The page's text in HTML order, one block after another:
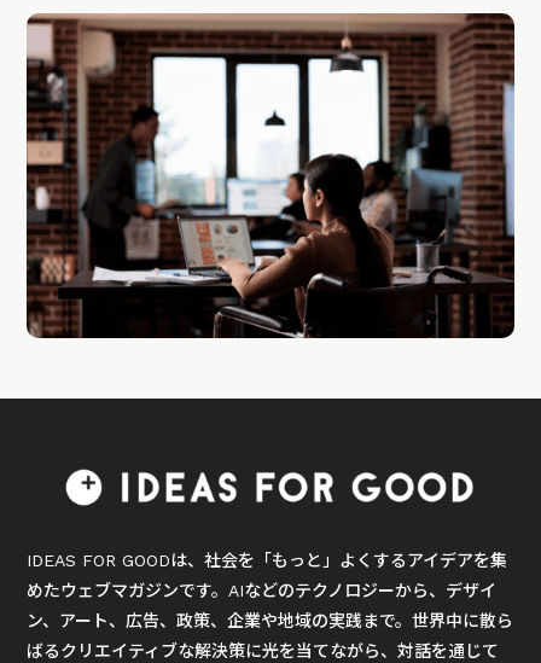
IDEAS FOR GOODは、社会を「もっと」よくするアイデアを集
めたウェブマガジンです。AIなどのテクノロジーから、デザイ
ン、アート、広告、政策、企業や地域の実践まで。世界中に散ら
ばるクリエイティブな解決策に光を当てながら、対話を通じて